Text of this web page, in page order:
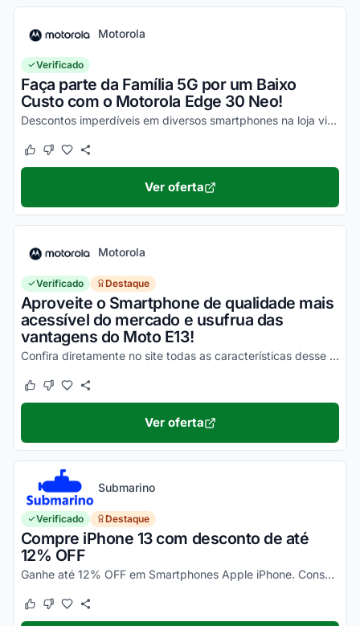
Motorola
Verificado
Faça parte da Família 5G por um Baixo
Custo com o Motorola Edge 30 Neo!
Descontos imperdíveis em diversos smartphones na loja virtual, incluindo o Moto Edge 30 Neo. Confira!
Este cupom funcionou
Este cupom não funcionou
Ver oferta
Motorola
Verificado Destaque
Aproveite o Smartphone de qualidade mais
acessível do mercado e usufrua das
vantagens do Moto E13!
Confira diretamente no site todas as características desse novo smartphone Motorola e aproveite!
Este cupom funcionou
Este cupom não funcionou
Ver oferta
Submarino
Verificado Destaque
Compre iPhone 13 com desconto de até
12% OFF
Ganhe até 12% OFF em Smartphones Apple iPhone. Consulte ainda condições diferenciadas para pagamento no cartão Submarino. Confira!
Este cupom funcionou
Este cupom não funcionou